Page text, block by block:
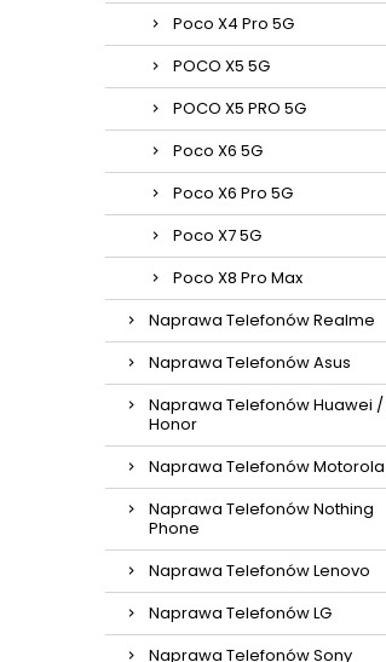
Poco X4 Pro 5G
POCO X5 5G
POCO X5 PRO 5G
Poco X6 5G
Poco X6 Pro 5G
Poco X7 5G
Poco X8 Pro Max
Naprawa Telefonów Realme
Naprawa Telefonów Asus
Naprawa Telefonów Huawei /
Honor
Naprawa Telefonów Motorola
Naprawa Telefonów Nothing
Phone
Naprawa Telefonów Lenovo
Naprawa Telefonów LG
Naprawa Telefonów Sony